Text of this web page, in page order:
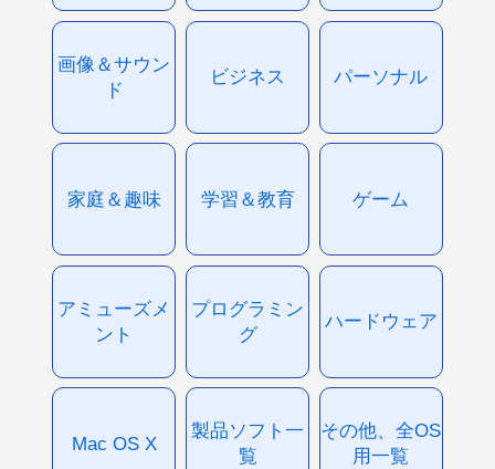
画像＆サウン
ド
ビジネス パーソナル
家庭＆趣味 学習＆教育 ゲーム
アミューズメ
ント
プログラミン
グ
ハードウェア
Mac OS X
製品ソフト一
覧
その他、全OS
用一覧